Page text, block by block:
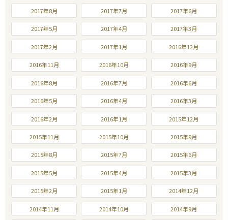
2017年8月 2017年7月 2017年6月
2017年5月 2017年4月 2017年3月
2017年2月 2017年1月 2016年12月
2016年11月 2016年10月 2016年9月
2016年8月 2016年7月 2016年6月
2016年5月 2016年4月 2016年3月
2016年2月 2016年1月 2015年12月
2015年11月 2015年10月 2015年9月
2015年8月 2015年7月 2015年6月
2015年5月 2015年4月 2015年3月
2015年2月 2015年1月 2014年12月
2014年11月 2014年10月 2014年9月